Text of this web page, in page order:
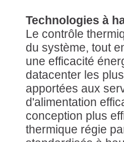
Technologies à
Le contrôle
du système, tout
une efficacité
datacenter les
apportées aux
d'alimentation
conception plus
thermique régie